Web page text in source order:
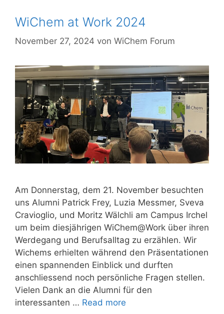
WiChem at Work 2024
November 27, 2024 von WiChem Forum
Am Donnerstag, dem 21. November besuchten
uns Alumni Patrick Frey, Luzia Messmer, Sveva
Cravioglio, und Moritz Wälchli am Campus Irchel
um beim diesjährigen WiChem@Work über ihren
Werdegang und Berufsalltag zu erzählen. Wir
Wichems erhielten während den Präsentationen
einen spannenden Einblick und durften
anschliessend noch persönliche Fragen stellen.
Vielen Dank an die Alumni für den
interessanten … Read more